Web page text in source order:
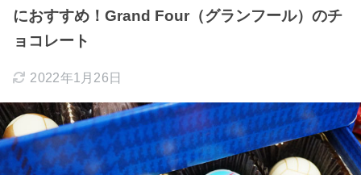
におすすめ！Grand Four（グランフール）のチ
ョコレート
2022年1月26日